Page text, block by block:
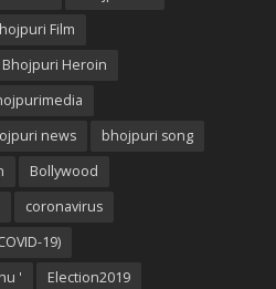
Film
Bhojpuri Heroin
news
bhojpuri song
Bollywood
coronavirus
19)
'
Election2019